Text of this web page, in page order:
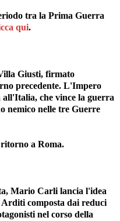
tra la Prima Guerra
qui.
Giusti, firmato
precedente. L'Impero
che vince la guerra
nemico nelle tre Guerre
a Roma.
Mario Carli lancia l'idea
Arditi composta dai reduci
nel corso della